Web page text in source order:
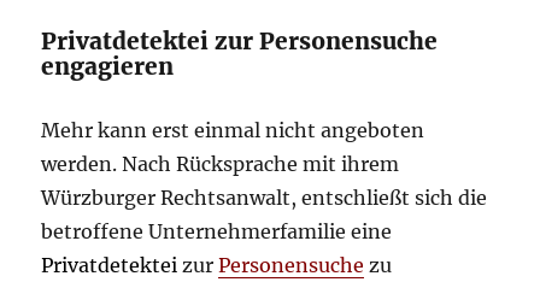
Privatdetektei zur Personensuche
engagieren
Mehr kann erst einmal nicht angeboten
werden. Nach Rücksprache mit ihrem
Würzburger Rechtsanwalt, entschließt sich die
betroffene Unternehmerfamilie eine
Privatdetektei zurPersonensuche zu